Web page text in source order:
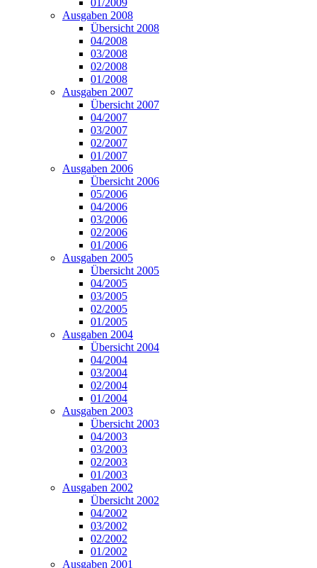
01/2009
Ausgaben 2008
Übersicht 2008
04/2008
03/2008
02/2008
01/2008
Ausgaben 2007
Übersicht 2007
04/2007
03/2007
02/2007
01/2007
Ausgaben 2006
Übersicht 2006
05/2006
04/2006
03/2006
02/2006
01/2006
Ausgaben 2005
Übersicht 2005
04/2005
03/2005
02/2005
01/2005
Ausgaben 2004
Übersicht 2004
04/2004
03/2004
02/2004
01/2004
Ausgaben 2003
Übersicht 2003
04/2003
03/2003
02/2003
01/2003
Ausgaben 2002
Übersicht 2002
04/2002
03/2002
02/2002
01/2002
Ausgaben 2001